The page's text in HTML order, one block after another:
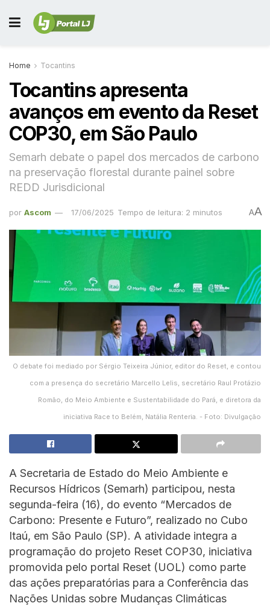
Home Tocantins
Tocantins apresenta
avanços em evento da Reset
COP30, em São Paulo
Semarh debate o papel dos mercados de carbono
na preservação florestal durante painel sobre
REDD Jurisdicional
por Ascom 17/06/2025 Tempo de leitura: 2 minutos AA
O debate foi mediado por Sérgio Teixeira Júnior, editor do Reset, e contou
com a presença do secretário Marcello Lelis, secretário Raul Protázio
Romão, do Meio Ambiente e Sustentabilidade do Pará, e diretora da
iniciativa Race to Belém, Natália Renteria. - Foto: Divulgação
A Secretaria de Estado do Meio Ambiente e
Recursos Hídricos (Semarh) participou, nesta
segunda-feira (16), do evento “Mercados de
Carbono: Presente e Futuro”, realizado no Cubo
Itaú, em São Paulo (SP). A atividade integra a
programação do projeto Reset COP30, iniciativa
promovida pelo portal Reset (UOL) como parte
das ações preparatórias para a Conferência das
Nações Unidas sobre Mudanças Climáticas